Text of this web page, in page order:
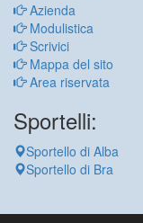
Azienda
Modulistica
Scrivici
Mappa del sito
Area riservata
Sportelli:
Sportello di Alba
Sportello di Bra